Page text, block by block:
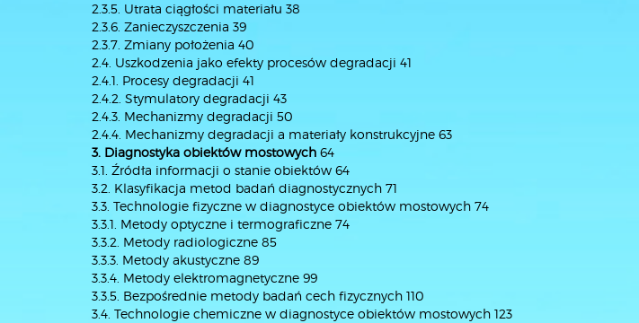
2.3.5. Utrata ciągłości materiału 38
2.3.6. Zanieczyszczenia 39
2.3.7. Zmiany położenia 40
2.4. Uszkodzenia jako efekty procesów degradacji 41
2.4.1. Procesy degradacji 41
2.4.2. Stymulatory degradacji 43
2.4.3. Mechanizmy degradacji 50
2.4.4. Mechanizmy degradacji a materiały konstrukcyjne 63
3. Diagnostyka obiektów mostowych 64
3.1. Źródła informacji o stanie obiektów 64
3.2. Klasyfikacja metod badań diagnostycznych 71
3.3. Technologie fizyczne w diagnostyce obiektów mostowych 74
3.3.1. Metody optyczne i termograficzne 74
3.3.2. Metody radiologiczne 85
3.3.3. Metody akustyczne 89
3.3.4. Metody elektromagnetyczne 99
3.3.5. Bezpośrednie metody badań cech fizycznych 110
3.4. Technologie chemiczne w diagnostyce obiektów mostowych 123